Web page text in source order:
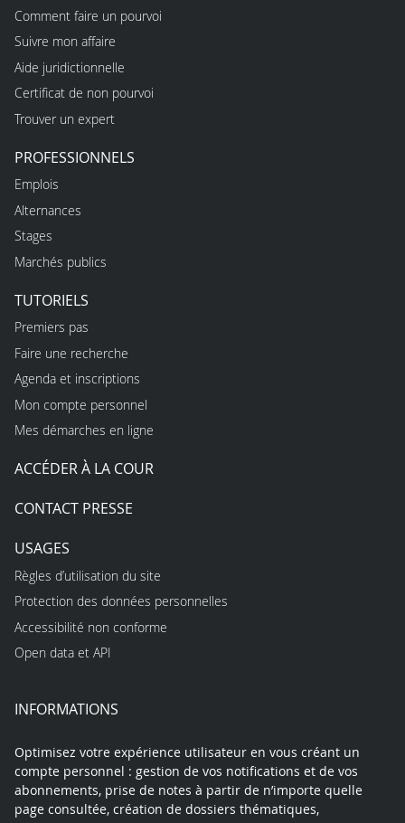
Comment faire un pourvoi
Suivre mon affaire
Aide juridictionnelle
Certificat de non pourvoi
Trouver un expert
PROFESSIONNELS
Emplois
Alternances
Stages
Marchés publics
TUTORIELS
Premiers pas
Faire une recherche
Agenda et inscriptions
Mon compte personnel
Mes démarches en ligne
ACCÉDER À LA COUR
CONTACT PRESSE
USAGES
Règles d’utilisation du site
Protection des données personnelles
Accessibilité non conforme
Open data et API
INFORMATIONS
Optimisez votre expérience utilisateur en vous créant un
compte personnel : gestion de vos notifications et de vos
abonnements, prise de notes à partir de n’importe quelle
page consultée, création de dossiers thématiques,